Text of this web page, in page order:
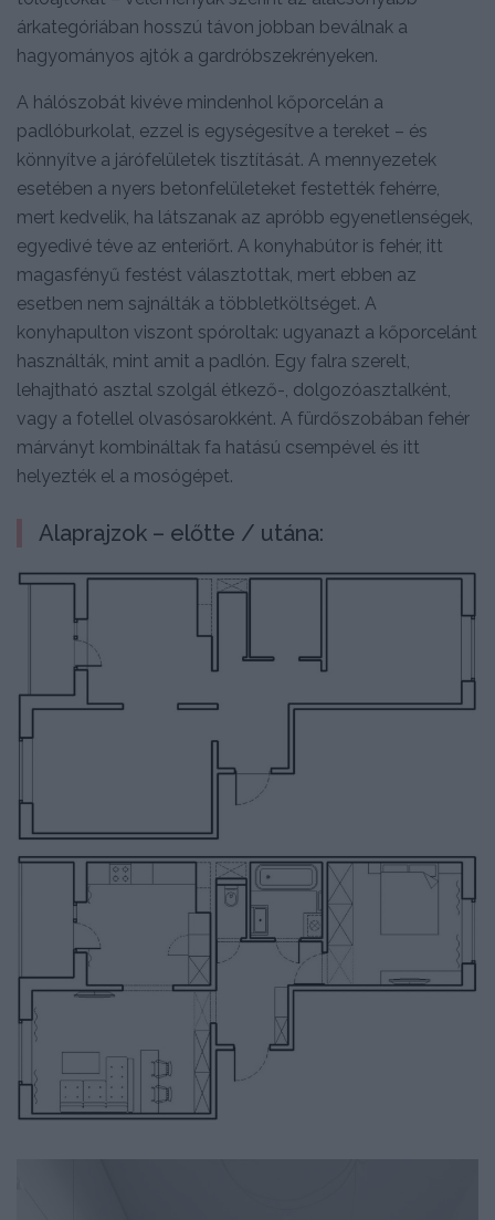
árkategóriában hosszú távon jobban beválnak a
hagyományos ajtók a gardróbszekrényeken.
A hálószobát kivéve mindenhol kőporcelán a
padlóburkolat, ezzel is egységesítve a tereket – és
könnyítve a járófelületek tisztítását. A mennyezetek
esetében a nyers betonfelületeket festették fehérre,
mert kedvelik, ha látszanak az apróbb egyenetlenségek,
egyedivé téve az enteriőrt. A konyhabútor is fehér, itt
magasfényű festést választottak, mert ebben az
esetben nem sajnálták a többletköltséget. A
konyhapulton viszont spóroltak: ugyanazt a kőporcelánt
használták, mint amit a padlón. Egy falra szerelt,
lehajtható asztal szolgál étkező-, dolgozóasztalként,
vagy a fotellel olvasósarokként. A fürdőszobában fehér
márványt kombináltak fa hatású csempével és itt
helyezték el a mosógépet.
Alaprajzok – előtte / utána: